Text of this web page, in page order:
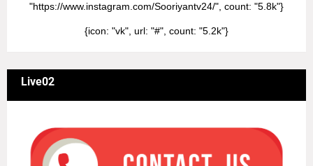
"https://www.instagram.com/Sooriyantv24/", count: "5.8k"}
{icon: "vk", url: "#", count: "5.2k"}
Live02